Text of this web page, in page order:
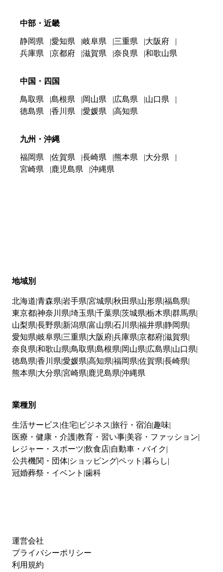
中部・近畿
静岡県 愛知県 岐阜県 三重県
大阪府
兵庫県
京都府 滋賀県 奈良県 和歌山県
中国・四国
鳥取県 島根県 岡山県 広島県
山口県
徳島県
香川県 愛媛県 高知県
九州・沖縄
福岡県 佐賀県 長崎県 熊本県
大分県
宮崎県
鹿児島県 沖縄県
地域別
北海道 青森県 岩手県 宮城県 秋田県 山形県 福島県
東京都神奈川県 埼玉県 千葉県 茨城県 栃木県 群馬県
山梨県 長野県 新潟県 富山県 石川県 福井県 静岡県
愛知県 岐阜県 三重県 大阪府兵庫県 京都府滋賀県
奈良県 和歌山県 鳥取県 島根県 岡山県 広島県 山口県
徳島県 香川県 愛媛県 高知県 福岡県 佐賀県 長崎県
熊本県 大分県 宮崎県 鹿児島県 沖縄県
業種別
生活サービス 住宅 ビジネス 旅行・宿泊 趣味
医療・健康・介護教育・習い事 美容・ファッション
レジャー・スポーツ 飲食店 自動車・バイク
公共機関・団体 ショッピングペット 暮らし
冠婚葬祭・イベント 歯科
運営会社
プライバシーポリシー
利用規約